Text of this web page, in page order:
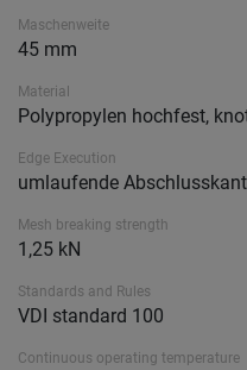
Maschenweite
45 mm
Material
Polypropylen hochfest,
Edge Execution
umlaufende
Mesh breaking strength
1,25 kN
Standards and Rules
VDI standard 100
Continuous operating temperature